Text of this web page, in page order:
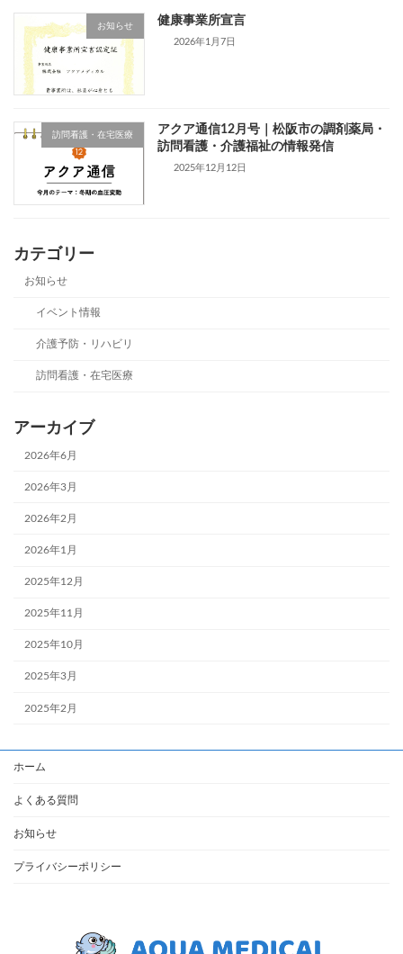
お知らせ 健康事業所宣言
2026年1月7日
訪問看護・在宅医療
アクア通信12月号｜松阪市の調剤薬局・
訪問看護・介護福祉の情報発信
2025年12月12日
カテゴリー
お知らせ
イベント情報
介護予防・リハビリ
訪問看護・在宅医療
アーカイブ
2026年6月
2026年3月
2026年2月
2026年1月
2025年12月
2025年11月
2025年10月
2025年3月
2025年2月
ホーム
よくある質問
お知らせ
プライバシーポリシー